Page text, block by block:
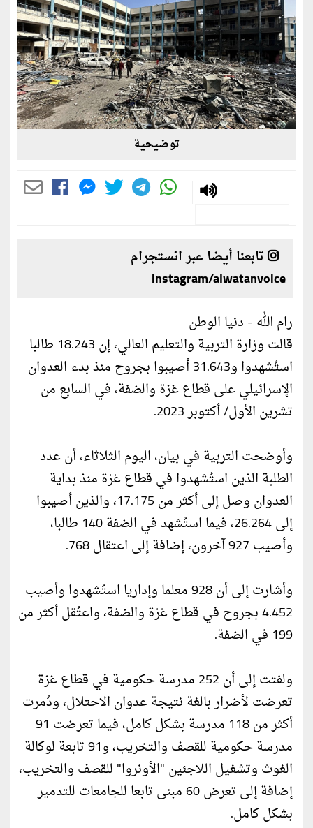
توضيحية
تابعنا أيضا عبر انستجرام
instagram/alwatanvoice
رام الله - دنيا الوطن
قالت وزارة التربية والتعليم العالي، إن 18.243 طالبا
استُشهدوا و31.643 أصيبوا بجروح منذ بدء العدوان
الإسرائيلي على قطاع غزة والضفة، في السابع من
تشرين الأول/ أكتوبر 2023.
وأوضحت التربية في بيان، اليوم الثلاثاء، أن عدد
الطلبة الذين استُشهدوا في قطاع غزة منذ بداية
العدوان وصل إلى أكثر من 17.175، والذين أصيبوا
إلى 26.264، فيما استُشهد في الضفة 140 طالبا،
وأصيب 927 آخرون، إضافة إلى اعتقال 768.
وأشارت إلى أن 928 معلما وإداريا استُشهدوا وأصيب
4.452 بجروح في قطاع غزة والضفة، واعتُقل أكثر من
199 في الضفة.
ولفتت إلى أن 252 مدرسة حكومية في قطاع غزة
تعرضت لأضرار بالغة نتيجة عدوان الاحتلال، ودُمرت
أكثر من 118 مدرسة بشكل كامل، فيما تعرضت 91
مدرسة حكومية للقصف والتخريب، و91 تابعة لوكالة
الغوث وتشغيل اللاجئين "الأونروا" للقصف والتخريب،
إضافة إلى تعرض 60 مبنى تابعا للجامعات للتدمير
بشكل كامل.